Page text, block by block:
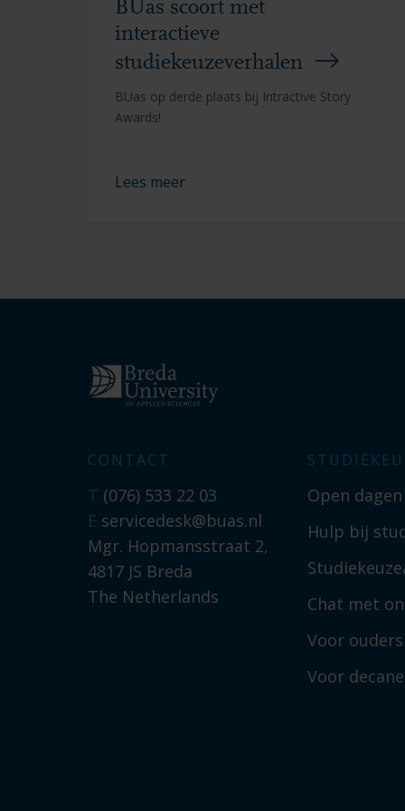
BUas scoort met
interactieve
studiekeuzeverhalen
BUas op derde plaats bij Intractive Story
Awards!
Lees meer
CONTACT
T (076) 533 22 03
E servicedesk@buas.nl
Mgr. Hopmansstraat 2,
4817 JS Breda
The Netherlands
Open dagen
Hulp bij
Chat met
Voor ouders
Voor